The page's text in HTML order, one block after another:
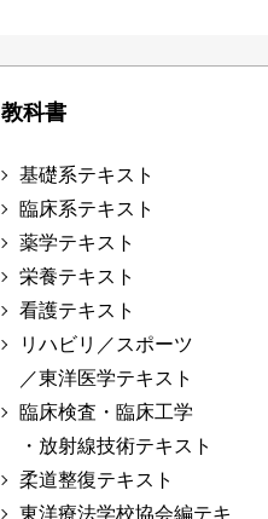
教科書
基礎系テキスト
臨床系テキスト
薬学テキスト
栄養テキスト
看護テキスト
リハビリ／スポーツ
／東洋医学テキスト
臨床検査・臨床工学
・放射線技術テキスト
柔道整復テキスト
東洋療法学校協会編テキ